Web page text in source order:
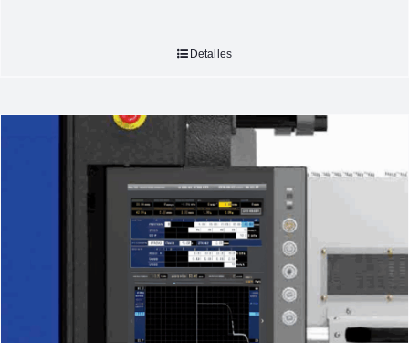
Detalles